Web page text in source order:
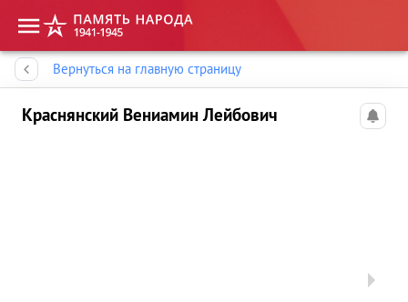
Вернуться на главную страницу
Краснянский Вениамин Лейбович
Память народа